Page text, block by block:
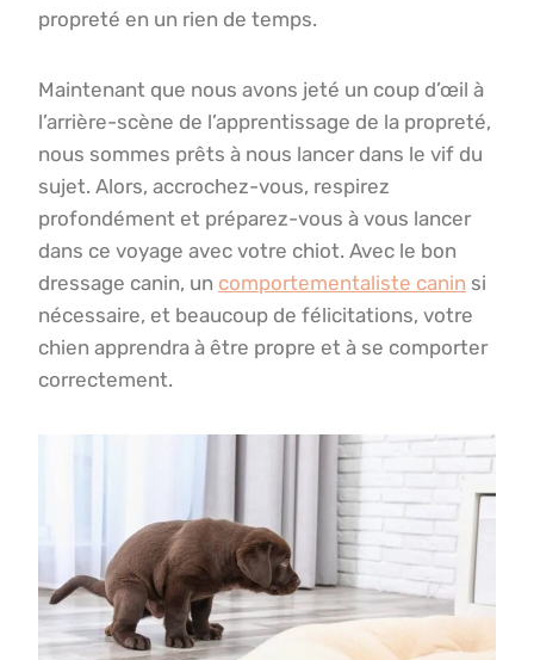
propreté en un rien de temps.
Maintenant que nous avons jeté un coup d’œil à
l’arrière-scène de l’apprentissage de la propreté,
nous sommes prêts à nous lancer dans le vif du
sujet. Alors, accrochez-vous, respirez
profondément et préparez-vous à vous lancer
dans ce voyage avec votre chiot. Avec le bon
dressage canin, un comportementaliste canin si
nécessaire, et beaucoup de félicitations, votre
chien apprendra à être propre et à se comporter
correctement.